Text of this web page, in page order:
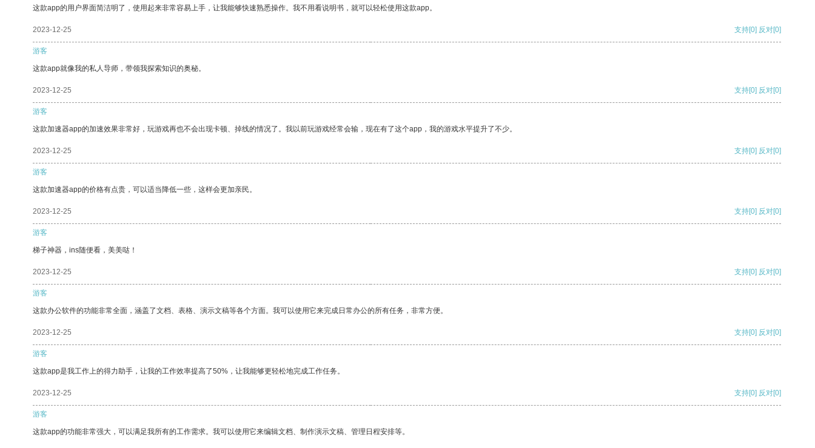
这款app的用户界面简洁明了，使用起来非常容易上手，让我能够快速熟悉操作。我不用看说明书，就可以轻松使用这款app。
2023-12-25 支持[0] 反对[0]
游客
这款app就像我的私人导师，带领我探索知识的奥秘。
2023-12-25 支持[0] 反对[0]
游客
这款加速器app的加速效果非常好，玩游戏再也不会出现卡顿、掉线的情况了。我以前玩游戏经常会输，现在有了这个app，我的游戏水平提升了不少。
2023-12-25 支持[0] 反对[0]
游客
这款加速器app的价格有点贵，可以适当降低一些，这样会更加亲民。
2023-12-25 支持[0] 反对[0]
游客
梯子神器，ins随便看，美美哒！
2023-12-25 支持[0] 反对[0]
游客
这款办公软件的功能非常全面，涵盖了文档、表格、演示文稿等各个方面。我可以使用它来完成日常办公的所有任务，非常方便。
2023-12-25 支持[0] 反对[0]
游客
这款app是我工作上的得力助手，让我的工作效率提高了50%，让我能够更轻松地完成工作任务。
2023-12-25 支持[0] 反对[0]
游客
这款app的功能非常强大，可以满足我所有的工作需求。我可以使用它来编辑文档、制作演示文稿、管理日程安排等。